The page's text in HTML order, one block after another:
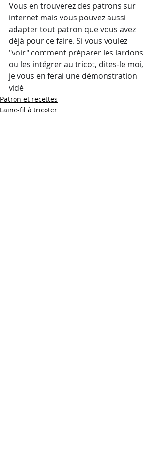
Vous en trouverez des patrons sur
internet mais vous pouvez aussi
adapter tout patron que vous avez
déjà pour ce faire. Si vous voulez
"voir" comment préparer les lardons
ou les intégrer au tricot, dites-le moi,
je vous en ferai une démonstration
vidé
Patron et recettes
Laine-fil à tricoter